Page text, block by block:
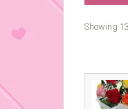
Showing